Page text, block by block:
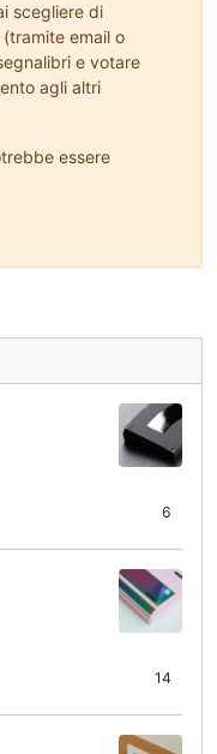
scegliere di
email o
e votare
agli altri
essere
6
14